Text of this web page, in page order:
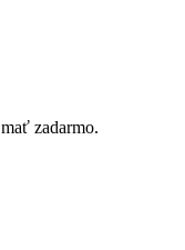
mať zadarmo.